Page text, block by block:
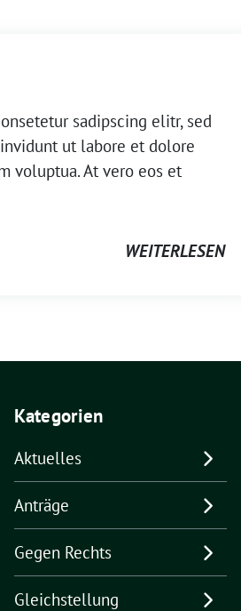
sadipscing elitr, sed
ut labore et dolore
voluptua. At vero eos et
WEITERLESEN
Kategorien
Aktuelles
Anträge
Gegen Rechts
Gleichstellung